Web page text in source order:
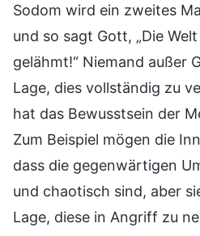
Sodom wird ein zweites
und so sagt Gott, „Die
gelähmt!“ Niemand außer
Lage, dies vollständig zu
hat das Bewusstsein der
Zum Beispiel mögen die
dass die gegenwärtigen
und chaotisch sind, aber
Lage, diese in Angriff zu